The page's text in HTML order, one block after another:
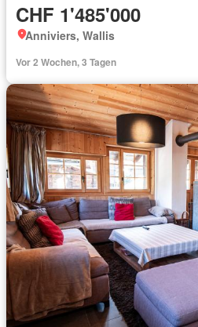
CHF 1'485'000
Anniviers, Wallis
Vor 2 Wochen, 3 Tagen